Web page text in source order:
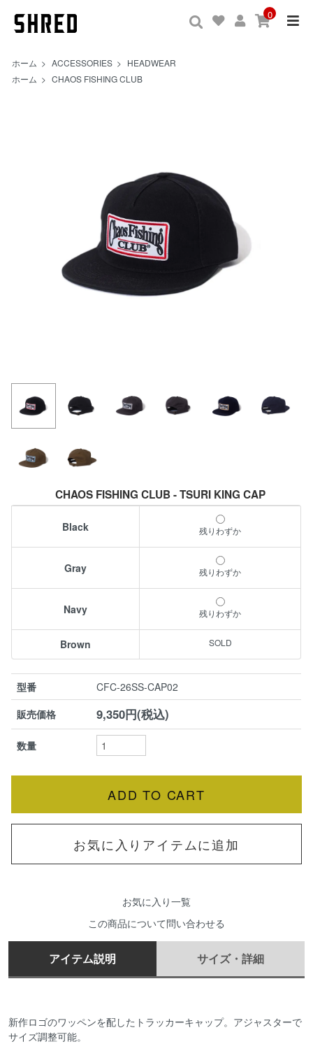
0
ホーム > ACCESSORIES > HEADWEAR
ホーム > CHAOS FISHING CLUB
CHAOS FISHING CLUB - TSURI KING CAP
Black 残りわずか
Gray 残りわずか
Navy 残りわずか
Brown
型番
CFC-26SS-CAP02
販売価格
9,350円(税込)
数量
お気に入りアイテムに追加
お気に入り一覧
この商品について問い合わせる
アイテム説明 サイズ・詳細
新作ロゴのワッペンを配したトラッカーキャップ。アジャスターで
サイズ調整可能。